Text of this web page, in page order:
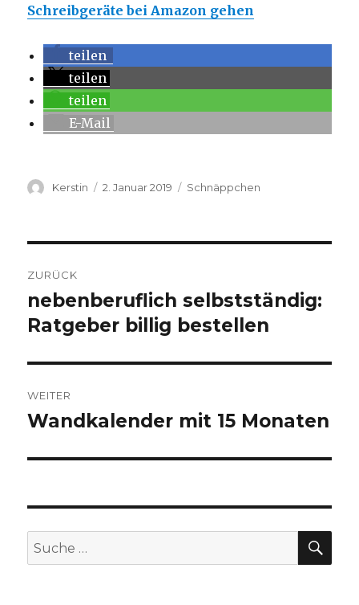
Schreibgeräte bei Amazon gehen
teilen
teilen
teilen
E-Mail
Autor
Kerstin
Veröffentlicht
2. Januar 2019 Kategorien
Schnäppchen
ZURÜCK
Vorheriger
Beitrag:
nebenberuflich selbstständig:
Ratgeber billig bestellen
WEITER
Nächster
Wandkalender mit 15 Monaten
Suche
nach: